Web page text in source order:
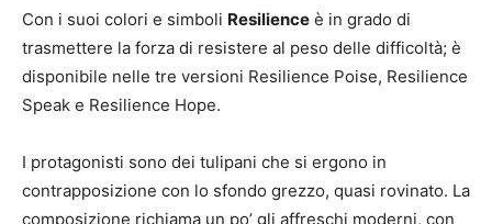
Con i suoi colori e simboli Resilience è in grado di
trasmettere la forza di resistere al peso delle difficoltà; è
disponibile nelle tre versioni Resilience Poise, Resilience
Speak e Resilience Hope.
I protagonisti sono dei tulipani che si ergono in
contrapposizione con lo sfondo grezzo, quasi rovinato. La
composizione richiama un po’ gli affreschi moderni, con